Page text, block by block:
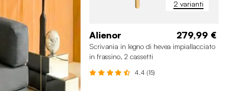
2 varianti
Alienor 279,99 €
Scrivania in legno di hevea impiallacciato
in frassino, 2 cassetti
4.4 (15)